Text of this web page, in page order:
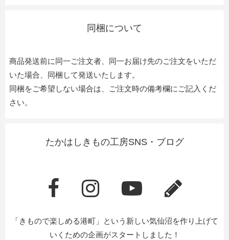
同梱について
商品発送前に同一ご注文者、同一お届け先のご注文をいただ
いた場合、同梱して発送いたします。
同梱をご希望しない場合は、ご注文時の備考欄にご記入くだ
さい。
たかはしきもの工房SNS・ブログ
「きもので楽しめる港町」という新しい気仙沼を作り上げて
いくための企画がスタートしました！